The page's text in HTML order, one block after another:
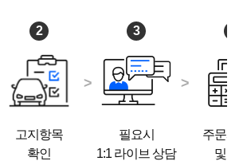
2
고지항목
확인
3
필요시
1:1 라이브 상담
주문서
및